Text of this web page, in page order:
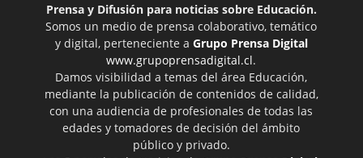
Prensa y Difusión para noticias sobre Educación.
Somos un medio de prensa colaborativo, temático
y digital, perteneciente a Grupo Prensa Digital
www.grupoprensadigital.cl.
Damos visibilidad a temas del área Educación,
mediante la publicación de contenidos de calidad,
con una audiencia de profesionales de todas las
edades y tomadores de decisión del ámbito
público y privado.